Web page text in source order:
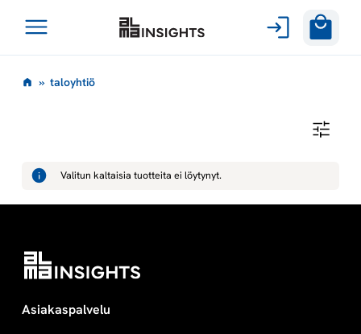
sisältöön
Avaa
t
o
y
h
t
» taloyhtiö
O
Y
T
Valitun kaltaisia tuotteita ei löytynyt.
Asiakaspalvelu